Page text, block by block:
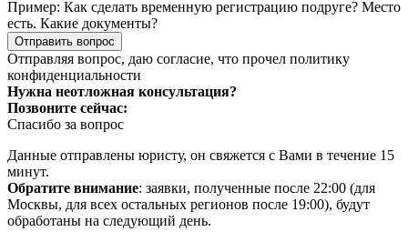
Пример: Как сделать временную регистрацию подруге? Место
есть. Какие документы?
Отправить вопрос
Отправляя вопрос, даю согласие, что прочел политику
конфиденциальности
Нужна неотложная консультация?
Позвоните сейчас:
Спасибо за вопрос
Данные отправлены юристу, он свяжется с Вами в течение 15
минут.
Обратите внимание: заявки, полученные после 22:00 (для
Москвы, для всех остальных регионов после 19:00), будут
обработаны на следующий день.